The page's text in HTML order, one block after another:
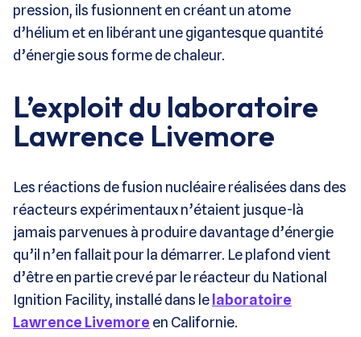
pression, ils fusionnent en créant un atome
d’hélium et en libérant une gigantesque quantité
d’énergie sous forme de chaleur.
L’exploit du laboratoire
Lawrence Livemore
Les réactions de fusion nucléaire réalisées dans des
réacteurs expérimentaux n’étaient jusque-là
jamais parvenues à produire davantage d’énergie
qu’il n’en fallait pour la démarrer. Le plafond vient
d’être en partie crevé par le réacteur du National
Ignition Facility, installé dans le laboratoire
Lawrence Livemore en Californie.